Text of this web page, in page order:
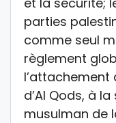
parties
comme seul
règlement
l’attachement
d’Al Qods, à
musulman de